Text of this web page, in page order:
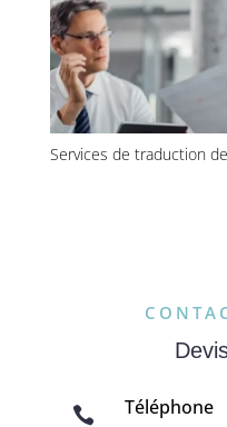
Services de traduction
 Téléphone